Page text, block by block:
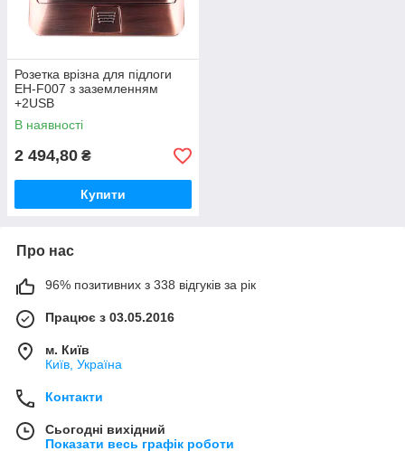
Розетка врізна для підлоги
EH-F007 з заземленням
+2USB
В наявності
2 494,80 ₴
Купити
Про нас
96% позитивних з 338 відгуків за рік
Працює з 03.05.2016
м. Київ
Київ, Україна
Контакти
Сьогодні вихідний
Показати весь графік роботи